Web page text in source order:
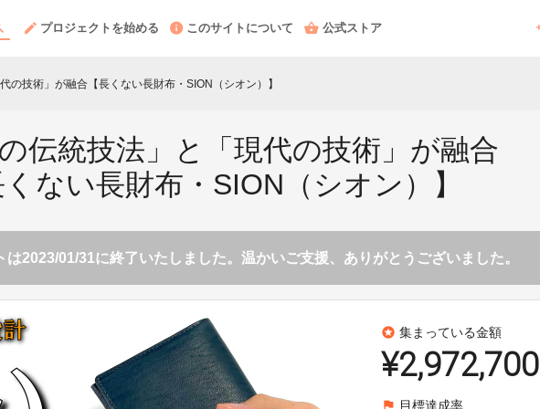
プロジェクトを始める このサイトについて 公式ストア
の技術」が融合【長くない長財布・SION（シオン）】
伝統技法」と「現代の技術」が融合
ない長財布・SION（シオン）】
は2023/01/31に終了いたしました。温かいご支援、ありがとうございました。
stars 集まっている金額
¥2,972,700
flag 目標達成率